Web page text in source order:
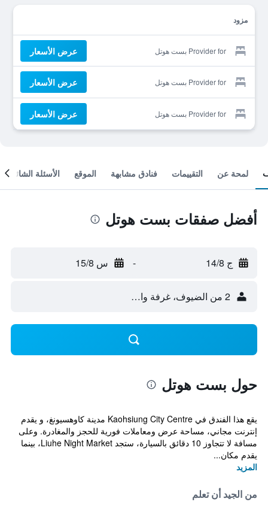
مزود
Provider for بست هوتل عرض الأسعار
Provider for بست هوتل عرض الأسعار
Provider for بست هوتل عرض الأسعار
لمحة عن التقييمات فنادق مشابهة الموقع الأسئلة الشائعة
أفضل صفقات بست هوتل
ج 14/8 - س 15/8
2 من الضيوف، غرفة واحدة
حول بست هوتل
يقع هذا الفندق في Kaohsiung City Centre مدينة كاوهسيونغ، و يقدم
إنترنت مجاني، مساحة عرض ومعاملات فورية للحجز والمغادرة. وعلى
مسافة لا تتجاوز 10 دقائق بالسيارة، ستجد Liuhe Night Market، بينما
يقدم مكان...
المزيد
من الجيد أن تعلم